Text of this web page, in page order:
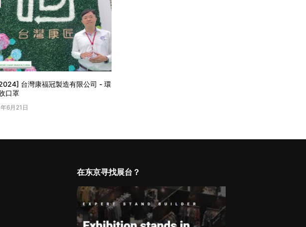
台灣康福冠製造有限公司 - 環
口罩
6月21日
在东京寻找展台？